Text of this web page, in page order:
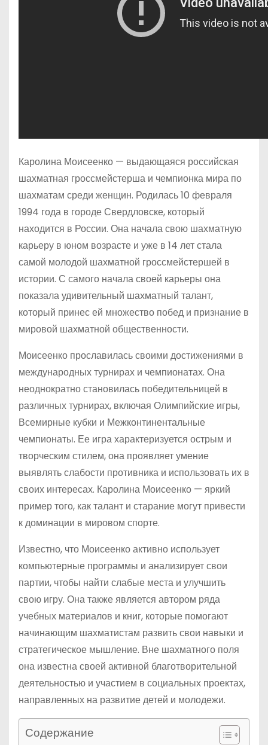
Каролина Моисеенко — выдающаяся российская
шахматная гроссмейстерша и чемпионка мира по
шахматам среди женщин. Родилась 10 февраля
1994 года в городе Свердловске, который
находится в России. Она начала свою шахматную
карьеру в юном возрасте и уже в 14 лет стала
самой молодой шахматной гроссмейстершей в
истории. С самого начала своей карьеры она
показала удивительный шахматный талант,
который принес ей множество побед и признание в
мировой шахматной общественности.
Моисеенко прославилась своими достижениями в
международных турнирах и чемпионатах. Она
неоднократно становилась победительницей в
различных турнирах, включая Олимпийские игры,
Всемирные кубки и Межконтинентальные
чемпионаты. Ее игра характеризуется острым и
творческим стилем, она проявляет умение
выявлять слабости противника и использовать их в
своих интересах. Каролина Моисеенко — яркий
пример того, как талант и старание могут привести
к доминации в мировом спорте.
Известно, что Моисеенко активно использует
компьютерные программы и анализирует свои
партии, чтобы найти слабые места и улучшить
свою игру. Она также является автором ряда
учебных материалов и книг, которые помогают
начинающим шахматистам развить свои навыки и
стратегическое мышление. Вне шахматного поля
она известна своей активной благотворительной
деятельностью и участием в социальных проектах,
направленных на развитие детей и молодежи.
Содержание